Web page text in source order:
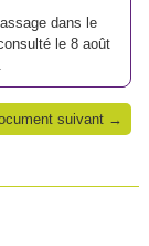
dans le
consulté le 8 août
suivant →